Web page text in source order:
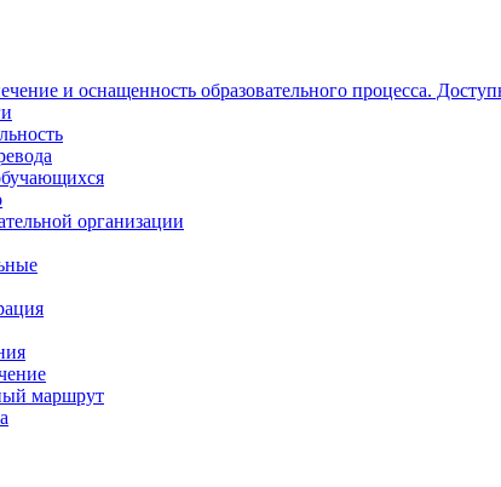
и оснащенность образовательного процесса.
организации
маршрут